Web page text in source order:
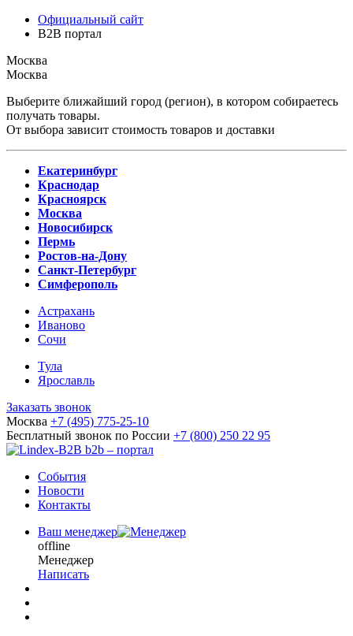
Официальный сайт
B2B портал
Москва
Москва
Выберите ближайший город (регион), в котором собираетесь
получать товары.
От выбора зависит стоимость товаров и доставки
Екатеринбург
Краснодар
Красноярск
Москва
Новосибирск
Пермь
Ростов-на-Дону
Санкт-Петербург
Симферополь
Астрахань
Иваново
Сочи
Тула
Ярославль
Заказать звонок
Москва +7 (495) 775-25-10
Бесплатный звонок по России +7 (800) 250 22 95
b2b – портал
События
Новости
Контакты
Ваш менеджер
offline
Менеджер
Написать